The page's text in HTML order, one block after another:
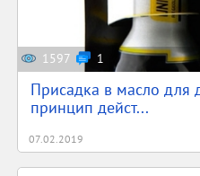
1597 1
Присадка в масло для
принцип дейст...
07.02.2019